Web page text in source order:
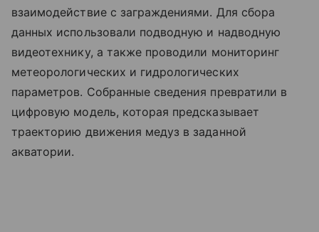
взаимодействие с заграждениями. Для сбора
данных использовали подводную и надводную
видеотехнику, а также проводили мониторинг
метеорологических и гидрологических
параметров. Собранные сведения превратили в
цифровую модель, которая предсказывает
траекторию движения медуз в заданной
акватории.